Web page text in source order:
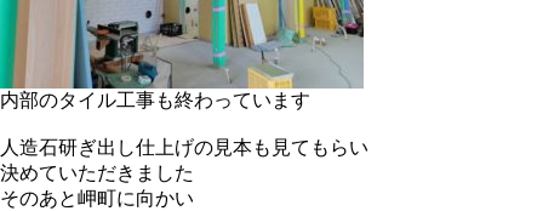
内部のタイル工事も終わっています
人造石研ぎ出し仕上げの見本も見てもらい
決めていただきました
そのあと岬町に向かい